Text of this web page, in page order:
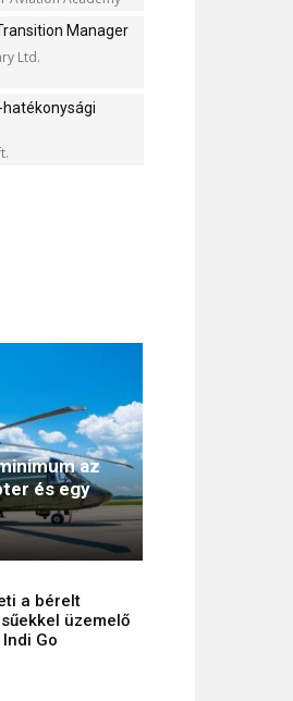
Manager
Ltd.
az
és egy
a bérelt
üzemelő
Go